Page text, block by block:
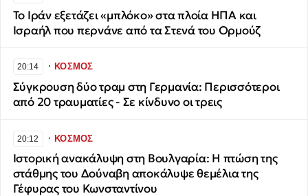
Το Ιράν εξετάζει «μπλόκο» στα πλοία ΗΠΑ και
Ισραήλ που περνάνε από τα Στενά του Ορμούζ
20:14 ∙ΚΟΣΜΟΣ
Σύγκρουση δύο τραμ στη Γερμανία: Περισσότεροι
από 20 τραυματίες - Σε κίνδυνο οι τρεις
20:12 ∙ΚΟΣΜΟΣ
Ιστορική ανακάλυψη στη Βουλγαρία: Η πτώση της
στάθμης του Δούναβη αποκάλυψε θεμέλια της
Γέφυρας του Κωνσταντίνου